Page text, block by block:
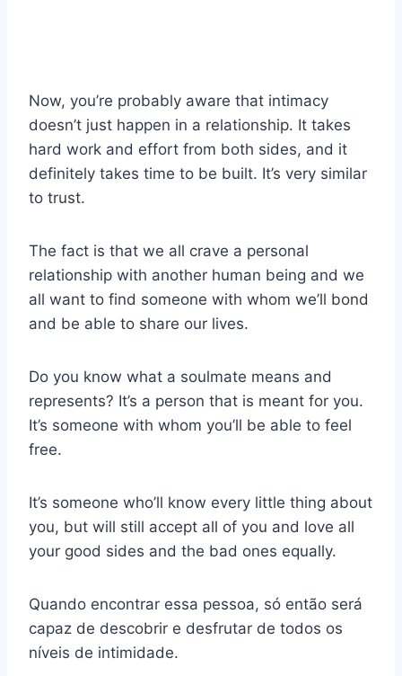
Now, you’re probably aware that intimacy
doesn’t just happen in a relationship. It takes
hard work and effort from both sides, and it
definitely takes time to be built. It’s very similar
to trust.
The fact is that we all crave a personal
relationship with another human being and we
all want to find someone with whom we’ll bond
and be able to share our lives.
Do you know what a soulmate means and
represents? It’s a person that is meant for you.
It’s someone with whom you’ll be able to feel
free.
It’s someone who’ll know every little thing about
you, but will still accept all of you and love all
your good sides and the bad ones equally.
Quando encontrar essa pessoa, só então será
capaz de descobrir e desfrutar de todos os
níveis de intimidade.